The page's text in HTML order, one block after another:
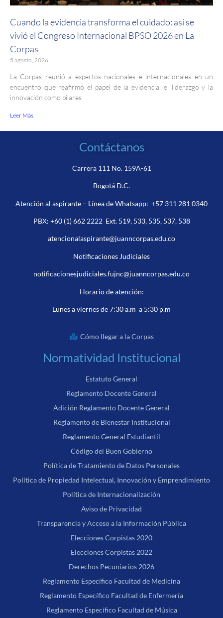
Cuando la evidencia transforma el cuidado: así se
vivió el Congreso Internacional BPSO 2026 en La
Corpas
5 agosto, 2026
La Corpas reunió a expertos nacionales e internacionales en un
encuentro que reafirmó el papel de la evidencia, el liderazgo y la
innovación como pilares
Leer Más
Contáctanos
Carrera 111 No. 159A-61
Bogotá D.C.
Atención al aspirante – Línea de Whatsapp: +57 311 281 0340
PBX: +60 (1) 662 2222Ext. 519, 533, 535, 537, 538
atencionalaspirante@juanncorpas.edu.co
Notificaciones Judiciales
notificacionesjudiciales.fujnc@juanncorpas.edu.co
Horario de atención:
Lunes a viernes de 7:30 a.m a 5:30 p.m
Cómo llegar a la Corpas
Normatividad Institucional
Estatuto General
Reglamento Docente General
Adición Reglamento Docente General
Reglamento de Bienestar Institucional
Reglamento General Estudiantil
Código del Buen Gobierno
Política de Tratamiento de Datos Personales
Política de Propiedad Intelectual, Innovación y Emprendimiento
Política de Internacionalización
Aviso de Privacidad
Transparencia y Acceso a la Información Pública
Elecciones Corpistas 2020
Elecciones Corpistas 2022
Derechos Pecuniarios 2026
Reglamento Específico Facultad de Medicina
Reglamento Específico Facultad de Enfermería
Reglamento Específico Facultad de Música